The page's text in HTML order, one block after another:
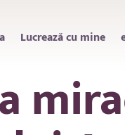
Lucrează cu mine